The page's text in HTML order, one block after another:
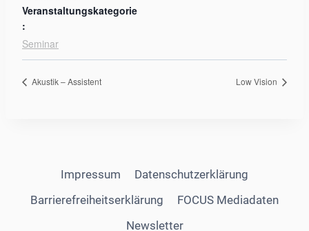
Veranstaltungskategorie
:
Seminar
Akustik – Assistent Low Vision
Impressum
Datenschutzerklärung
Barrierefreiheitserklärung
FOCUS Mediadaten
Newsletter